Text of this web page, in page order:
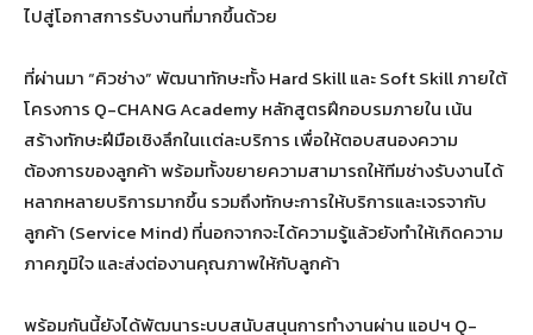
ไปสู่โอกาสการรับงานที่มากขึ้นด้วย
ที่ผ่านมา “คิวช่าง” พัฒนาทักษะทั้ง Hard Skill และ Soft Skill ภายใต้
โครงการ Q-CHANG Academy หลักสูตรฝึกอบรมภายใน เน้น
สร้างทักษะฝีมือเชิงลึกในเเต่ละบริการ เพื่อให้ตอบสนองความ
ต้องการของลูกค้า พร้อมทั้งขยายความสามารถให้ทีมช่างรับงานได้
หลากหลายบริการมากขึ้น รวมถึงทักษะการให้บริการและเจรจากับ
ลูกค้า (Service Mind) ที่นอกจากจะได้ความรู้แล้วยังทำให้เกิดความ
ภาคภูมิใจ และส่งต่องานคุณภาพให้กับลูกค้า
พร้อมกันนี้ยังได้พัฒนาระบบสนับสนุนการทำงานผ่าน แอปฯ Q-